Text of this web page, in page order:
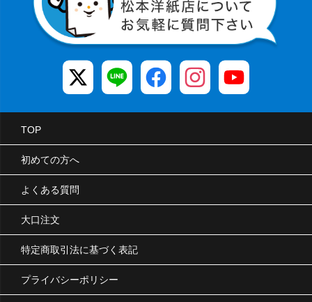
TOP
初めての方へ
よくある質問
大口注文
特定商取引法に基づく表記
プライバシーポリシー